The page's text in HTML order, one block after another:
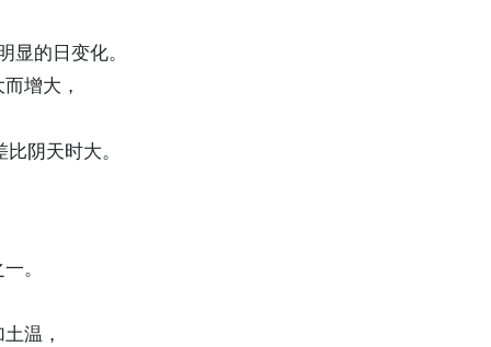
显的日变化。
增大，
阴天时大。
。
温，